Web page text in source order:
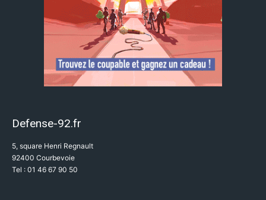
Defense-92.fr
5, square Henri Regnault
92400 Courbevoie
Tel : 01 46 67 90 50